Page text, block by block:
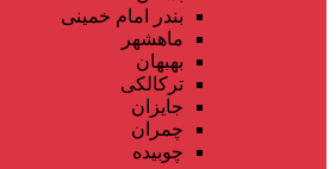
بندر امام خمینی
ماهشهر
بهبهان
ترکالکی
جایزان
چمران
چوبیده